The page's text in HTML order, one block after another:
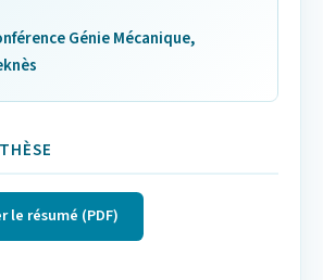
Génie Mécanique,
le résumé (PDF)